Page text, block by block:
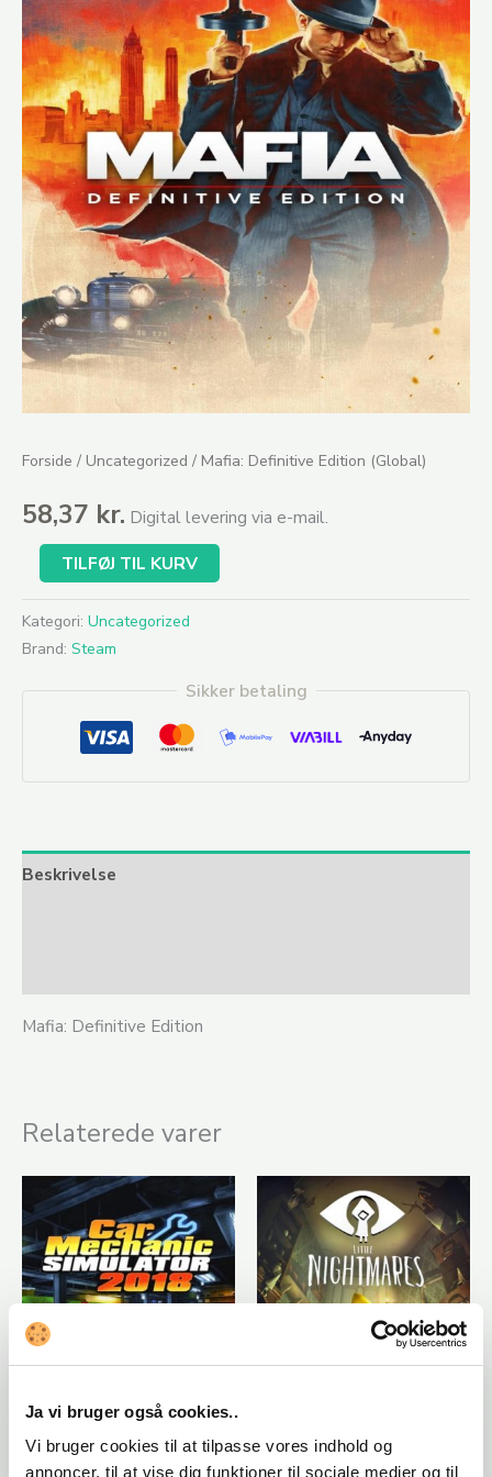
Ja vi bruger også cookies..
Vi bruger cookies til at tilpasse vores indhold og
annoncer, til at vise dig funktioner til sociale medier og til
Forside / Uncategorized / Mafia: Definitive Edition (Global)
58,37 kr. Digital levering via e-mail.
Definitive
Edition
(Global)
antal
TILFØJ TIL KURV
Kategori: Uncategorized
Brand: Steam
Sikker betaling
Beskrivelse
Mafia: Definitive Edition
Relaterede varer
Uncategorized
Car Mechanic
Simulator 2018
Little Nightmares
(Steam)